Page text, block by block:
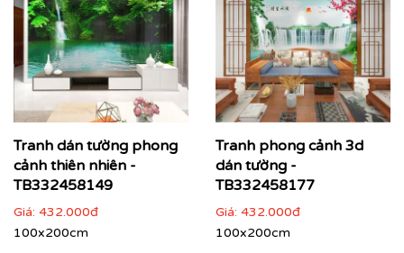
Tranh dán tường phong
cảnh thiên nhiên -
TB332458149
Giá: 432.000đ
100x200cm
Tranh phong cảnh 3d
dán tường -
TB332458177
Giá: 432.000đ
100x200cm